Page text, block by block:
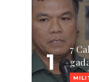
1
7